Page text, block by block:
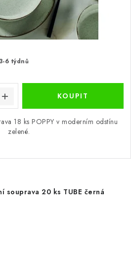
6 týdnů
18 ks POPPY v moderním odstínu
zelené.
souprava 20 ks TUBE černá